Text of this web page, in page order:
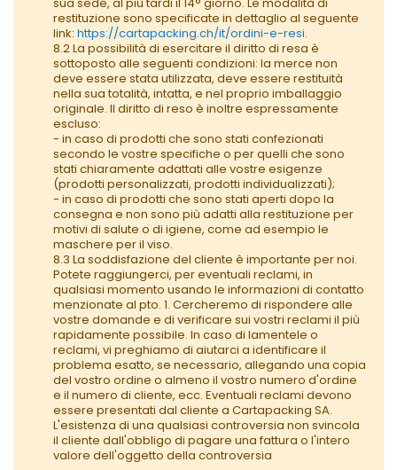
restituzione sono specificate in dettaglio al seguente
link: https://cartapacking.ch/it/ordini-e-resi.
8.2 La possibilità di esercitare il diritto di resa è
sottoposto alle seguenti condizioni: la merce non
deve essere stata utilizzata, deve essere restituità
nella sua totalità, intatta, e nel proprio imballaggio
originale. Il diritto di reso è inoltre espressamente
escluso:
- in caso di prodotti che sono stati confezionati
secondo le vostre specifiche o per quelli che sono
stati chiaramente adattati alle vostre esigenze
(prodotti personalizzati, prodotti individualizzati);
- in caso di prodotti che sono stati aperti dopo la
consegna e non sono più adatti alla restituzione per
motivi di salute o di igiene, come ad esempio le
maschere per il viso.
8.3 La soddisfazione del cliente è importante per noi.
Potete raggiungerci, per eventuali reclami, in
qualsiasi momento usando le informazioni di contatto
menzionate al pto. 1. Cercheremo di rispondere alle
vostre domande e di verificare sui vostri reclami il più
rapidamente possibile. In caso di lamentele o
reclami, vi preghiamo di aiutarci a identificare il
problema esatto, se necessario, allegando una copia
del vostro ordine o almeno il vostro numero d'ordine
e il numero di cliente, ecc. Eventuali reclami devono
essere presentati dal cliente a Cartapacking SA.
L'esistenza di una qualsiasi controversia non svincola
il cliente dall'obbligo di pagare una fattura o l'intero
valore dell'oggetto della controversia